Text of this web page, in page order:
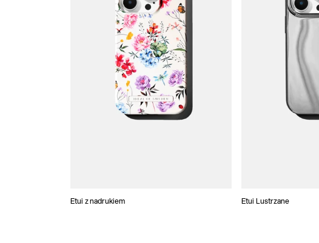
Etui z nadrukiem Etui Lustrzane